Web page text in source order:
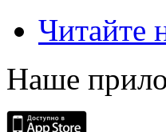
Читайте
Наше